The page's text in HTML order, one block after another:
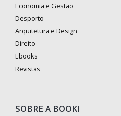
Economia e Gestão
Desporto
Arquitetura e Design
Direito
Ebooks
Revistas
SOBRE A BOOKI